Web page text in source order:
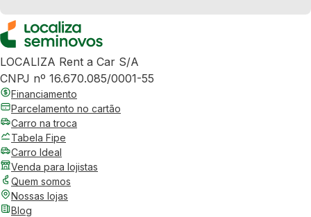
LOCALIZA Rent a Car S/A
CNPJ nº 16.670.085/0001-55
Financiamento
Parcelamento no cartão
Carro na troca
Tabela Fipe
Carro Ideal
Venda para lojistas
Quem somos
Nossas lojas
Blog